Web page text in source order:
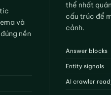
và
nền
thể nhất
cấu trúc để
cảnh.
Answer blocks
Entity signals
AI crawler